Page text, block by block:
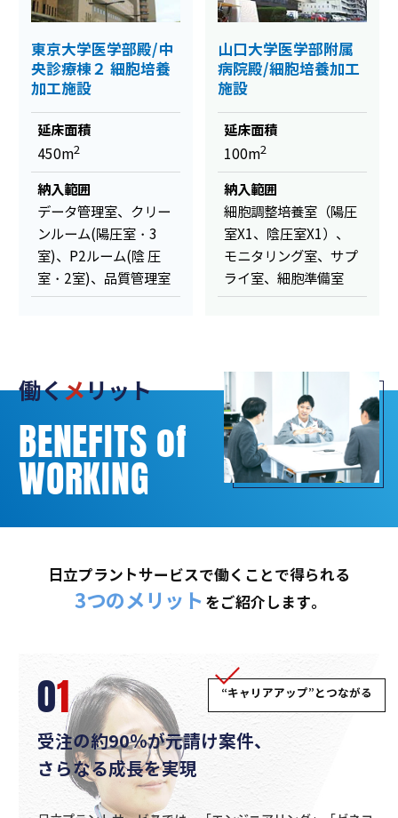
東京大学医学部殿/中
央診療棟２ 細胞培養
加工施設
延床面積
450m2
納入範囲
データ管理室、クリー
ンルーム(陽圧室・3
室)、P2ルーム(陰 圧
室・2室)、品質管理室
山口大学医学部附属
病院殿/細胞培養加工
施設
延床面積
100m2
納入範囲
細胞調整培養室（陽圧
室X1、陰圧室X1）、
モニタリング室、サプ
ライ室、細胞準備室
働くメリット
BENEFITS of
WORKING
日立プラントサービスで働くことで得られる
3つのメリット をご紹介します。
01
受注の約90％が元請け案件、
さらなる成長を実現
“キャリアアップ”とつながる